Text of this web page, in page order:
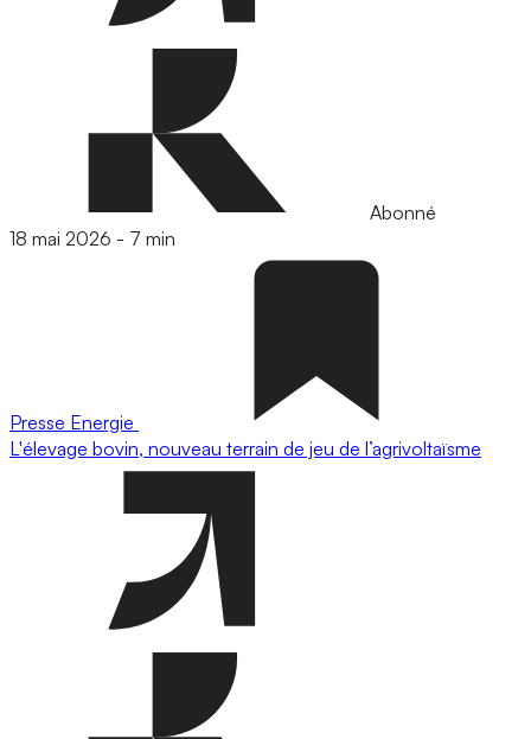
Abonné
18 mai 2026 - 7 min
Presse Energie
L'élevage bovin, nouveau terrain de jeu de l’agrivoltaïsme